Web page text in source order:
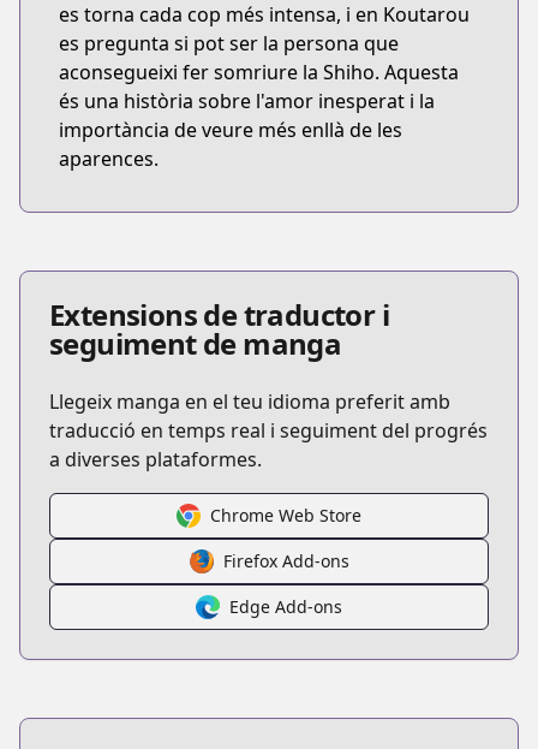
es torna cada cop més intensa, i en Koutarou
es pregunta si pot ser la persona que
aconsegueixi fer somriure la Shiho. Aquesta
és una història sobre l'amor inesperat i la
importància de veure més enllà de les
aparences.
Extensions de traductor i
seguiment de manga
Llegeix manga en el teu idioma preferit amb
traducció en temps real i seguiment del progrés
a diverses plataformes.
Chrome Web Store
Firefox Add-ons
Edge Add-ons